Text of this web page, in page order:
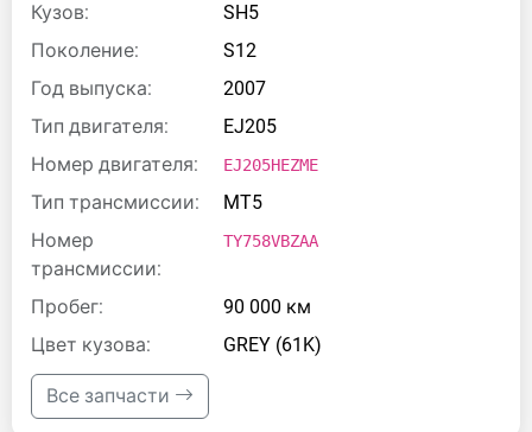
Кузов:
SH5
Поколение:
S12
Год выпуска:
2007
Тип двигателя:
EJ205
Номер двигателя:
EJ205HEZME
Тип трансмиссии:
MT5
Номер
трансмиссии:
TY758VBZAA
Пробег:
90 000 км
Цвет кузова:
GREY (61K)
Все запчасти